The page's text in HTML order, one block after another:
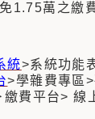
1.75萬之繳
統>系統功能
>學雜費專區
繳費平台>